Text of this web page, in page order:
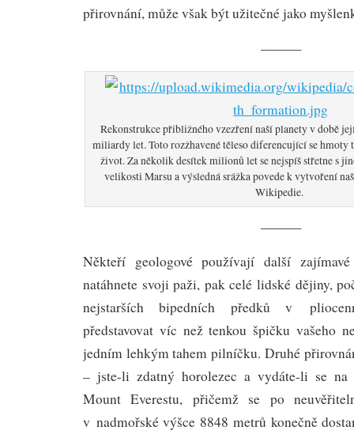
přirovnání, může však být užitečné jako
———
Rekonstrukce přibližného vzezření naší planety v době
miliardy let. Toto rozžhavené těleso diferencující se hmoty
život. Za několik desítek milionů let se nejspíš střetne s
velikosti Marsu a výsledná srážka povede k vytvoření
Wikipedie.
———
Někteří geologové používají další
natáhnete svoji paži, pak celé lidské dějiny,
nejstarších bipedních předků v
představovat víc než tenkou špičku vašeho
jedním lehkým tahem pilníčku. Druhé
– jste-li zdatný horolezec a vydáte-li se
Mount Everestu, přičemž se po
v nadmořské výšce 8848 metrů konečně